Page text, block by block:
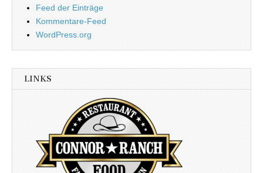
Feed der Einträge
Kommentare-Feed
WordPress.org
LINKS